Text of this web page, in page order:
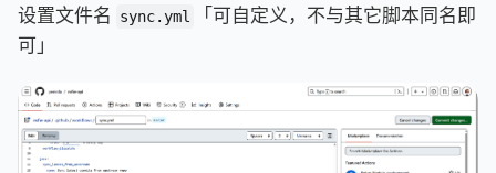
设置文件名 sync.yml
「可自定义，不与其它脚本同名即
可」